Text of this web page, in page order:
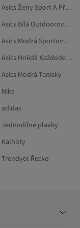
Asics Ženy Sport A Příroda
Asics Bílá Outdoorové Boty
Asics Modrá Sportovní Boty
Asics Hnědá Každodenní Obuv
Asics Modrá Tenisky
Nike
adidas
Jednodílné plavky
Kalhoty
Trendyol Řecko